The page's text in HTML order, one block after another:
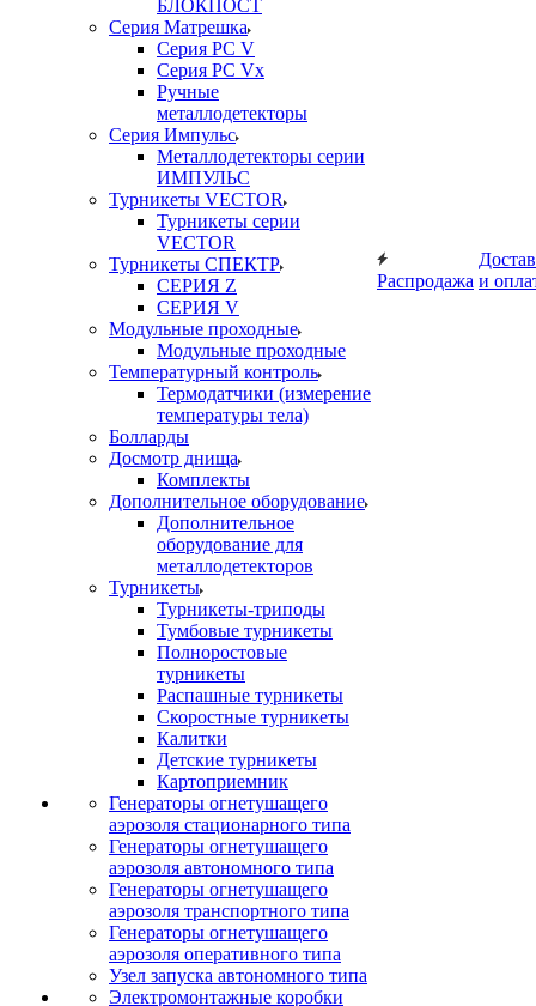
БЛОКПОСТ
Серия Матрешка
Серия PC V
Серия PC Vx
Ручные
металлодетекторы
Серия Импульс
Металлодетекторы серии
ИМПУЛЬС
Турникеты VECTOR
Турникеты серии
VECTOR
Турникеты СПЕКТР
СЕРИЯ Z
СЕРИЯ V
Модульные проходные
Модульные проходные
Температурный контроль
Термодатчики (измерение
температуры тела)
Болларды
Досмотр днища
Комплекты
Дополнительное оборудование
Дополнительное
оборудование для
металлодетекторов
Турникеты
Турникеты-триподы
Тумбовые турникеты
Полноростовые
турникеты
Распашные турникеты
Скоростные турникеты
Калитки
Детские турникеты
Картоприемник
Генераторы огнетушащего
аэрозоля стационарного типа
Генераторы огнетушащего
аэрозоля автономного типа
Генераторы огнетушащего
аэрозоля транспортного типа
Генераторы огнетушащего
аэрозоля оперативного типа
Узел запуска автономного типа
Электромонтажные коробки
Распродажа и